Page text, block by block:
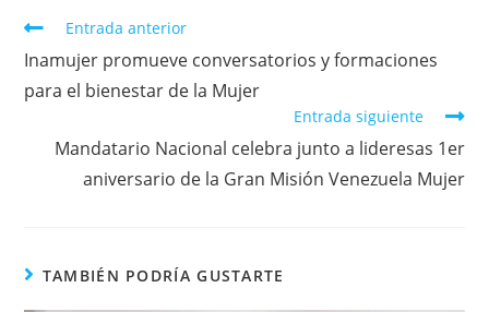
Entrada anterior
Inamujer promueve conversatorios y formaciones
para el bienestar de la Mujer
Entrada siguiente
Mandatario Nacional celebra junto a lideresas 1er
aniversario de la Gran Misión Venezuela Mujer
TAMBIÉN PODRÍA GUSTARTE